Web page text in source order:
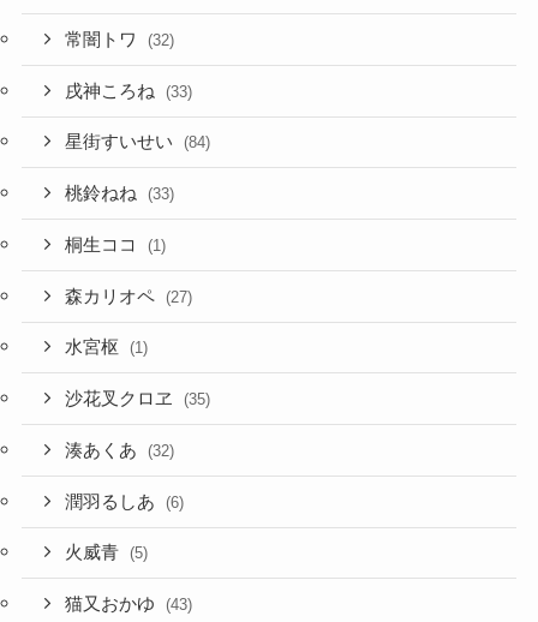
常闇トワ (32)
戌神ころね (33)
星街すいせい (84)
桃鈴ねね (33)
桐生ココ (1)
森カリオペ (27)
水宮枢 (1)
沙花叉クロヱ (35)
湊あくあ (32)
潤羽るしあ (6)
火威青 (5)
猫又おかゆ (43)